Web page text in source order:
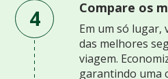
4 Compare os
Em um só lugar,
das melhores
viagem.
garantindo uma